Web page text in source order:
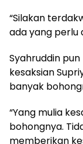
“Silakan
ada yang perlu
Syahruddin
kesaksian
banyak
“Yang mulia
bohongnya.
memberikan